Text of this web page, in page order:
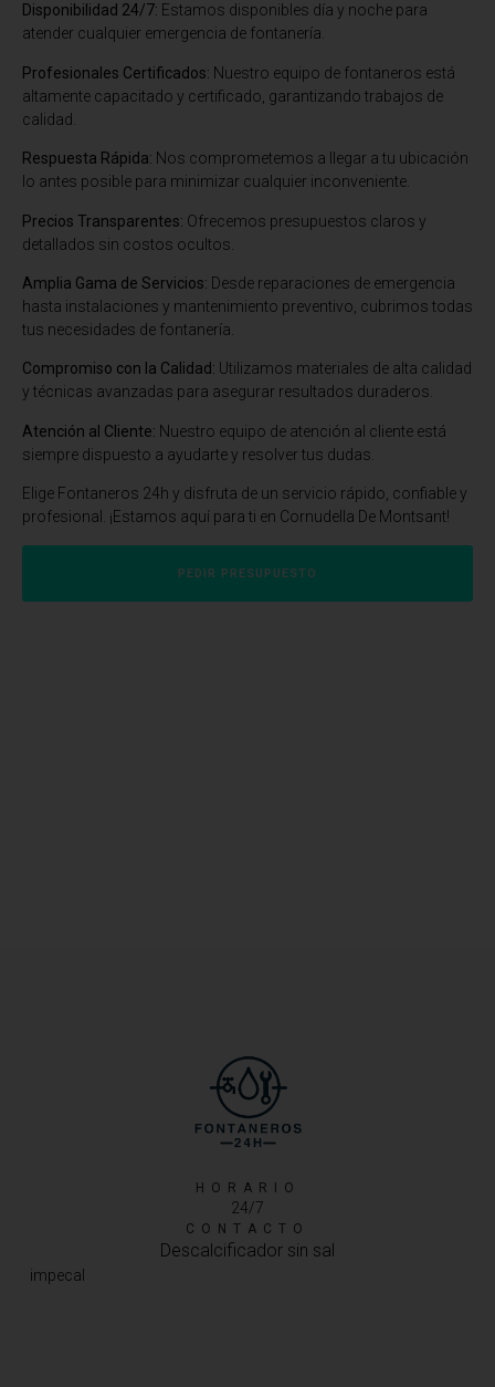
Disponibilidad 24/7: Estamos disponibles día y noche para
atender cualquier emergencia de fontanería.
Profesionales Certificados: Nuestro equipo de fontaneros está
altamente capacitado y certificado, garantizando trabajos de
calidad.
Respuesta Rápida: Nos comprometemos a llegar a tu ubicación
lo antes posible para minimizar cualquier inconveniente.
Precios Transparentes: Ofrecemos presupuestos claros y
detallados sin costos ocultos.
Amplia Gama de Servicios: Desde reparaciones de emergencia
hasta instalaciones y mantenimiento preventivo, cubrimos todas
tus necesidades de fontanería.
Compromiso con la Calidad: Utilizamos materiales de alta calidad
y técnicas avanzadas para asegurar resultados duraderos.
Atención al Cliente: Nuestro equipo de atención al cliente está
siempre dispuesto a ayudarte y resolver tus dudas.
Elige Fontaneros 24h y disfruta de un servicio rápido, confiable y
profesional. ¡Estamos aquí para ti en Cornudella De Montsant!
PEDIR PRESUPUESTO
HORARIO
24/7
CONTACTO
Descalcificador sin sal
impecal